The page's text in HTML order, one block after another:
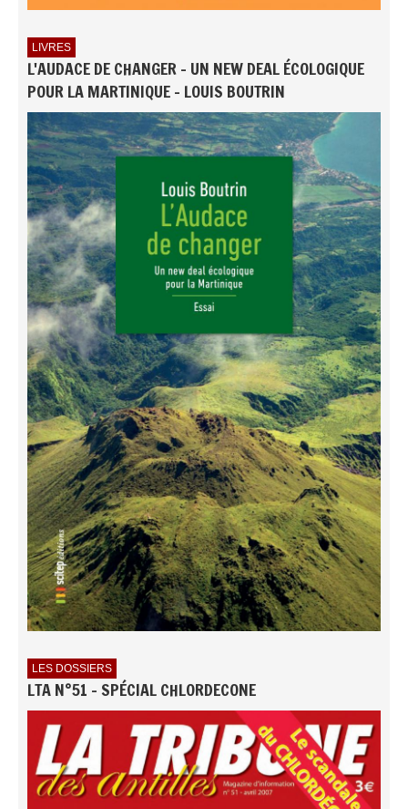
LIVRES
L'AUDACE DE CHANGER - UN NEW DEAL ÉCOLOGIQUE
POUR LA MARTINIQUE - LOUIS BOUTRIN
LES DOSSIERS
LTA N°51 - SPÉCIAL CHLORDECONE